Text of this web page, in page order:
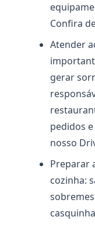
Confira
Atender
gerar
pedidos
nosso
Preparar
cozinha: